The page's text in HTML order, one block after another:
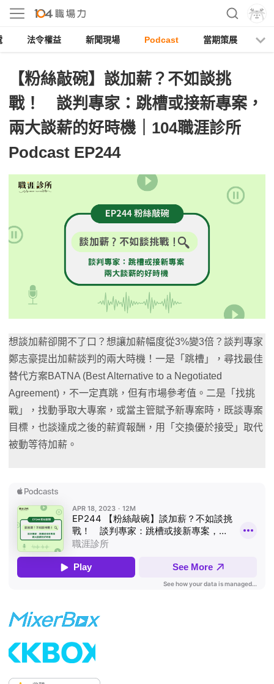
法令權益 新聞現場 Podcast 當期策展
【粉絲敲碗】談加薪？不如談挑
戰！ 談判專家：跳槽或接新專案，
兩大談薪的好時機｜104職涯診所
Podcast EP244
想談加薪卻開不了口？想讓加薪幅度從3%變3倍？談判專家
鄭志豪提出加薪談判的兩大時機！一是「跳槽」，尋找最佳
替代方案BATNA (Best Alternative to a Negotiated
Agreement)，不一定真跳，但有市場參考值。二是「找挑
戰」，找動爭取大專案，或當主管賦予新專案時，既談專案
目標，也談達成之後的薪資報酬，用「交換優於接受」取代
被動等待加薪。